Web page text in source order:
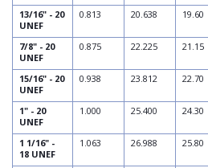
13/16" - 20
UNEF
0.813 20.638 19.60
7/8" - 20
UNEF
0.875 22.225 21.15
15/16" - 20
UNEF
0.938 23.812 22.70
1" - 20
UNEF
1.000 25.400 24.30
1 1/16" -
18 UNEF
1.063 26.988 25.80